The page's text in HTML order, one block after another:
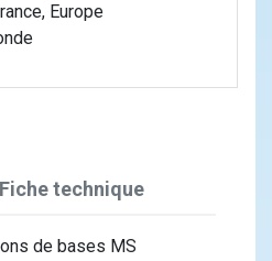
Europe
Fiche technique
de bases MS